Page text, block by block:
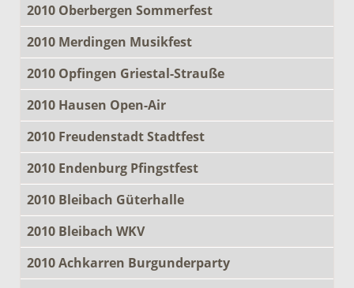
2010 Oberbergen Sommerfest
2010 Merdingen Musikfest
2010 Opfingen Griestal-Strauße
2010 Hausen Open-Air
2010 Freudenstadt Stadtfest
2010 Endenburg Pfingstfest
2010 Bleibach Güterhalle
2010 Bleibach WKV
2010 Achkarren Burgunderparty